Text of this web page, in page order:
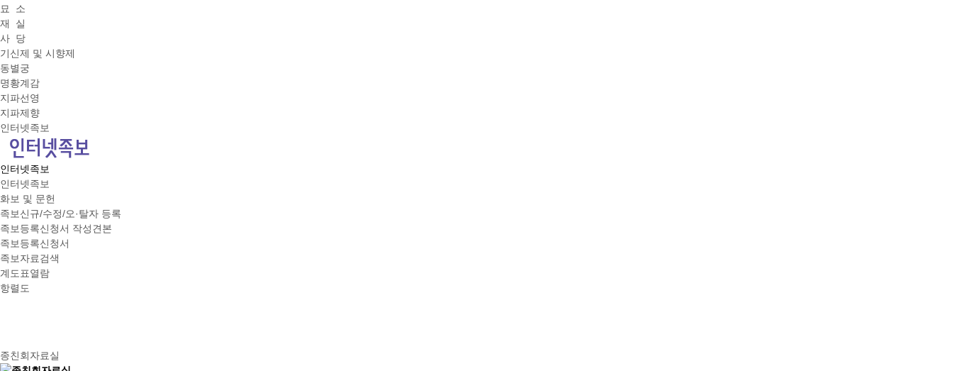
묘 소
재 실
사 당
기신제 및 시향제
동별궁
명황계감
지파선영
지파제향
인터넷족보
인터넷족보
인터넷족보
화보 및 문헌
족보신규/수정/오·탈자 등록
족보등록신청서 작성견본
족보등록신청서
족보자료검색
계도표열람
항렬도
종친회자료실